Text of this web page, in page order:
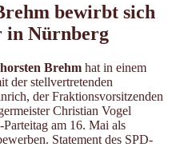
bewirbt sich
in Nürnberg
Brehm hat in einem
der stellvertretenden
der Fraktionsvorsitzenden
Christian Vogel
am 16. Mai als
Statement des SPD-